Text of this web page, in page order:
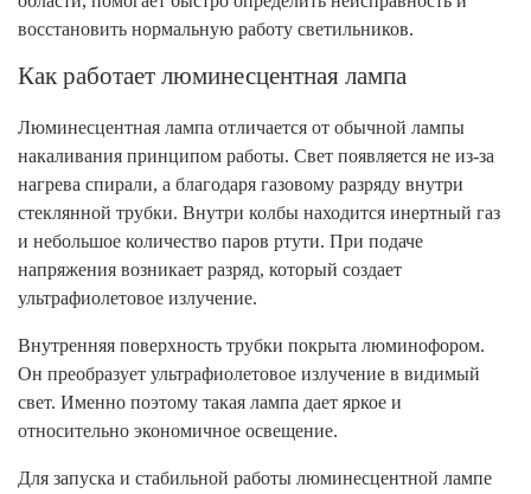
восстановить нормальную работу светильников.
Как работает люминесцентная лампа
Люминесцентная лампа отличается от обычной лампы
накаливания принципом работы. Свет появляется не из-за
нагрева спирали, а благодаря газовому разряду внутри
стеклянной трубки. Внутри колбы находится инертный газ
и небольшое количество паров ртути. При подаче
напряжения возникает разряд, который создает
ультрафиолетовое излучение.
Внутренняя поверхность трубки покрыта люминофором.
Он преобразует ультрафиолетовое излучение в видимый
свет. Именно поэтому такая лампа дает яркое и
относительно экономичное освещение.
Для запуска и стабильной работы люминесцентной лампе